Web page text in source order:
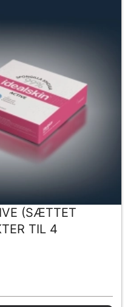
(SÆTTET
TIL 4